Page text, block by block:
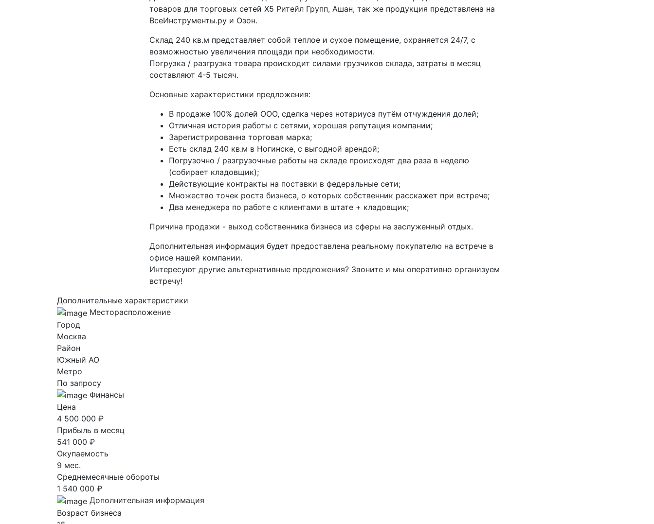
товаров для торговых сетей Х5 Ритейл Групп, Ашан, так же продукция представлена на
ВсеИнструменты.ру и Озон.
Склад 240 кв.м представляет собой теплое и сухое помещение, охраняется 24/7, с
возможностью увеличения площади при необходимости.
Погрузка / разгрузка товара происходит силами грузчиков склада, затраты в месяц
составляют 4-5 тысяч.
Основные характеристики предложения:
В продаже 100% долей ООО, сделка через нотариуса путём отчуждения долей;
Отличная история работы с сетями, хорошая репутация компании;
Зарегистрированна торговая марка;
Есть склад 240 кв.м в Ногинске, с выгодной арендой;
Погрузочно / разгрузочные работы на складе происходят два раза в неделю
(собирает кладовщик);
Действующие контракты на поставки в федеральные сети;
Множество точек роста бизнеса, о которых собственник расскажет при встрече;
Два менеджера по работе с клиентами в штате + кладовщик;
Причина продажи - выход собственника бизнеса из сферы на заслуженный отдых.
Дополнительная информация будет предоставлена реальному покупателю на встрече в
офисе нашей компании.
Интересуют другие альтернативные предложения? Звоните и мы оперативно организуем
встречу!
Дополнительные характеристики
Месторасположение
Город
Москва
Район
Южный AO
Метро
По запросу
Финансы
Цена
4 500 000 ₽
Прибыль в месяц
541 000 ₽
Окупаемость
9 мес.
Среднемесячные обороты
1 540 000 ₽
Дополнительная информация
Возраст бизнеса